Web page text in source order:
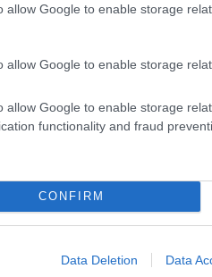
allow Google to enable storage
allow Google to enable storage
allow Google to enable storage
functionality and fraud
CONFIRM
Data Deletion Data